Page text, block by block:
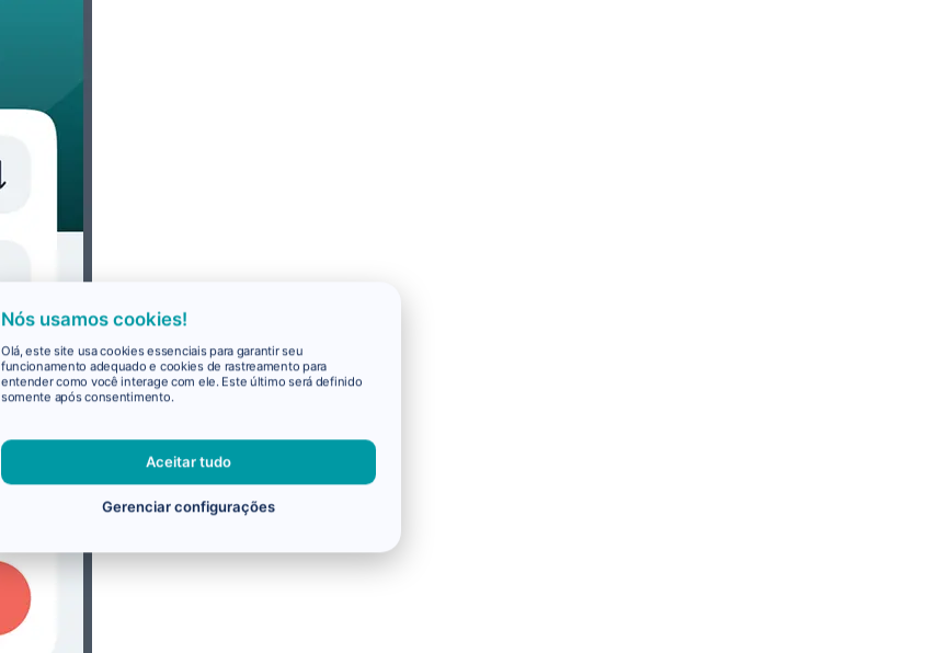
Nós usamos cookies!
Olá, este site usa cookies essenciais para garantir seu
funcionamento adequado e cookies de rastreamento para
entender como você interage com ele. Este último será definido
somente após consentimento.
Aceitar tudo
Gerenciar configurações